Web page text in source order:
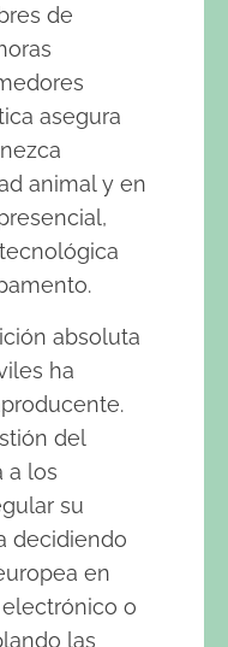
de
asegura
animal y en
absoluta
ha
del
a los
su
decidiendo
en
o
las